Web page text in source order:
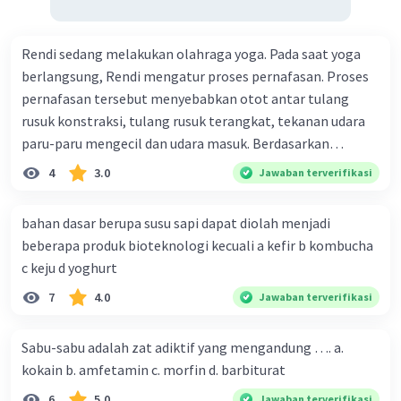
Beri Rating·0.0(0 ) Balas
Rendi sedang melakukan olahraga yoga. Pada saat yoga
berlangsung, Rendi mengatur proses pernafasan. Proses
pernafasan tersebut menyebabkan otot antar tulang
rusuk konstraksi, tulang rusuk terangkat, tekanan udara
paru-paru mengecil dan udara masuk. Berdasarkan
informasi tersebut, dapat disimpulkan bahwa Rendi
sedang melakukan proses pernafasan....
4 3.0 Jawaban terverifikasi
bahan dasar berupa susu sapi dapat diolah menjadi
beberapa produk bioteknologi kecuali a kefir b kombucha
c keju d yoghurt
7 4.0 Jawaban terverifikasi
Sabu-sabu adalah zat adiktif yang mengandung …. a.
kokain b. amfetamin c. morfin d. barbiturat